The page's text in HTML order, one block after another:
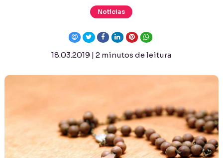
Notícias
18.03.2019 | 2 minutos de leitura